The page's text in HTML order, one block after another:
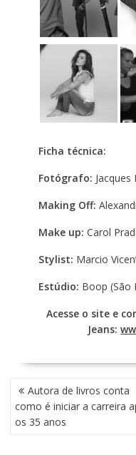
Ficha técnica:
Fotógrafo: Jacques
Making Off:
Make up: Carol
Stylist: Marcio
Estúdio: Boop (São
Acesse o site e
Jeans:
N
A
V
E
Autora de livros conta
como é iniciar a carreira
os 35 anos